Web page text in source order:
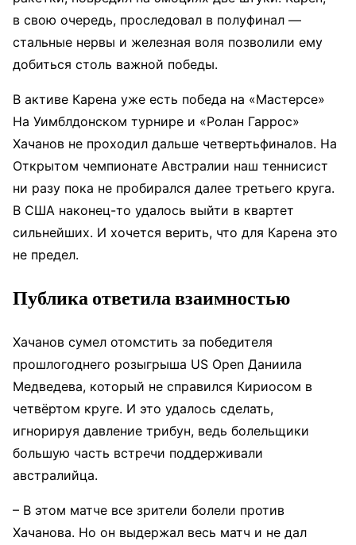
в свою очередь, проследовал в полуфинал —
стальные нервы и железная воля позволили ему
добиться столь важной победы.
В активе Карена уже есть победа на «Мастерсе»
На Уимблдонском турнире и «Ролан Гаррос»
Хачанов не проходил дальше четвертьфиналов. На
Открытом чемпионате Австралии наш теннисист
ни разу пока не пробирался далее третьего круга.
В США наконец-то удалось выйти в квартет
сильнейших. И хочется верить, что для Карена это
не предел.
Публика ответила взаимностью
Хачанов сумел отомстить за победителя
прошлогоднего розыгрыша US Open Даниила
Медведева, который не справился Кириосом в
четвёртом круге. И это удалось сделать,
игнорируя давление трибун, ведь болельщики
большую часть встречи поддерживали
австралийца.
– В этом матче все зрители болели против
Хачанова. Но он выдержал весь матч и не дал